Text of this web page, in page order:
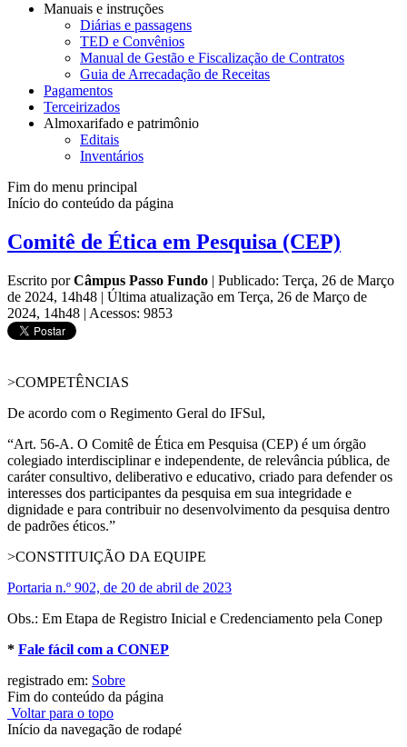
Manuais e instruções
Diárias e passagens
TED e Convênios
Manual de Gestão e Fiscalização de Contratos
Guia de Arrecadação de Receitas
Pagamentos
Terceirizados
Almoxarifado e patrimônio
Editais
Inventários
Fim do menu principal
Início do conteúdo da página
Comitê de Ética em Pesquisa (CEP)
Escrito porCâmpus Passo Fundo | Publicado: Terça, 26 de Março
de 2024, 14h48 | Última atualização em Terça, 26 de Março de
2024, 14h48 | Acessos: 9853
>COMPETÊNCIAS
De acordo com o Regimento Geral do IFSul,
“Art. 56-A. O Comitê de Ética em Pesquisa (CEP) é um órgão
colegiado interdisciplinar e independente, de relevância pública, de
caráter consultivo, deliberativo e educativo, criado para defender os
interesses dos participantes da pesquisa em sua integridade e
dignidade e para contribuir no desenvolvimento da pesquisa dentro
de padrões éticos.”
>CONSTITUIÇÃO DA EQUIPE
Portaria n.º 902, de 20 de abril de 2023
Obs.: Em Etapa de Registro Inicial e Credenciamento pela Conep
* Fale fácil com a CONEP
registrado em: Sobre
Fim do conteúdo da página
Voltar para o topo
Início da navegação de rodapé